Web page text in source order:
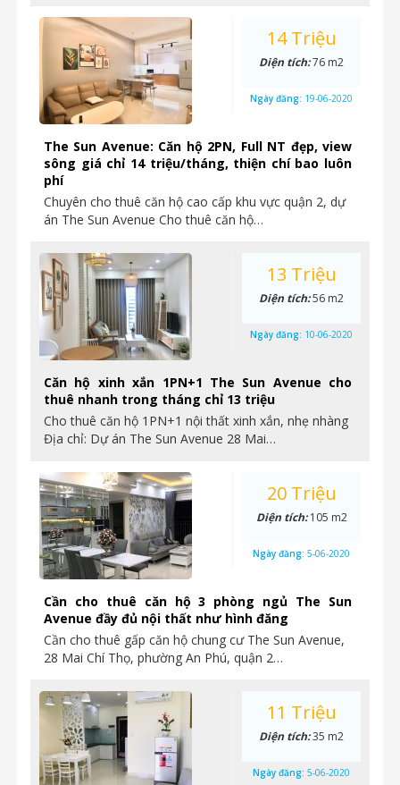
The Sun Avenue: Căn hộ 2PN, Full NT đẹp, view
sông giá chỉ 14 triệu/tháng, thiện chí bao luôn
phí
Chuyên cho thuê căn hộ cao cấp khu vực quận 2, dự
án The Sun Avenue Cho thuê căn hộ…
14 Triệu
Diện tích:76 m2
Ngày đăng: 19-06-2020
Căn hộ xinh xắn 1PN+1 The Sun Avenue cho
thuê nhanh trong tháng chỉ 13 triệu
Cho thuê căn hộ 1PN+1 nội thất xinh xắn, nhẹ nhàng
Địa chỉ: Dự án The Sun Avenue 28 Mai…
13 Triệu
Diện tích:56 m2
Ngày đăng: 10-06-2020
Cần cho thuê căn hộ 3 phòng ngủ The Sun
Avenue đầy đủ nội thất như hình đăng
Cần cho thuê gấp căn hộ chung cư The Sun Avenue,
28 Mai Chí Thọ, phường An Phú, quận 2…
20 Triệu
Diện tích:105 m2
Ngày đăng: 5-06-2020
11 Triệu
Diện tích:35 m2
Ngày đăng: 5-06-2020